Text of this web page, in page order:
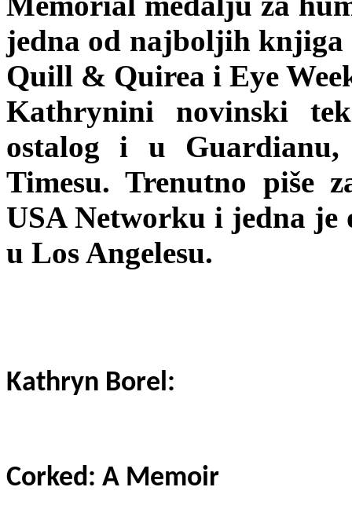
jedna od najboljih knjiga
Quill & Quirea i Eye
Kathrynini novinski
ostalog i u
Timesu. Trenutno piše
USA Networku i jedna je
u Los Angelesu.
Kathryn Borel:
Corked: A Memoir